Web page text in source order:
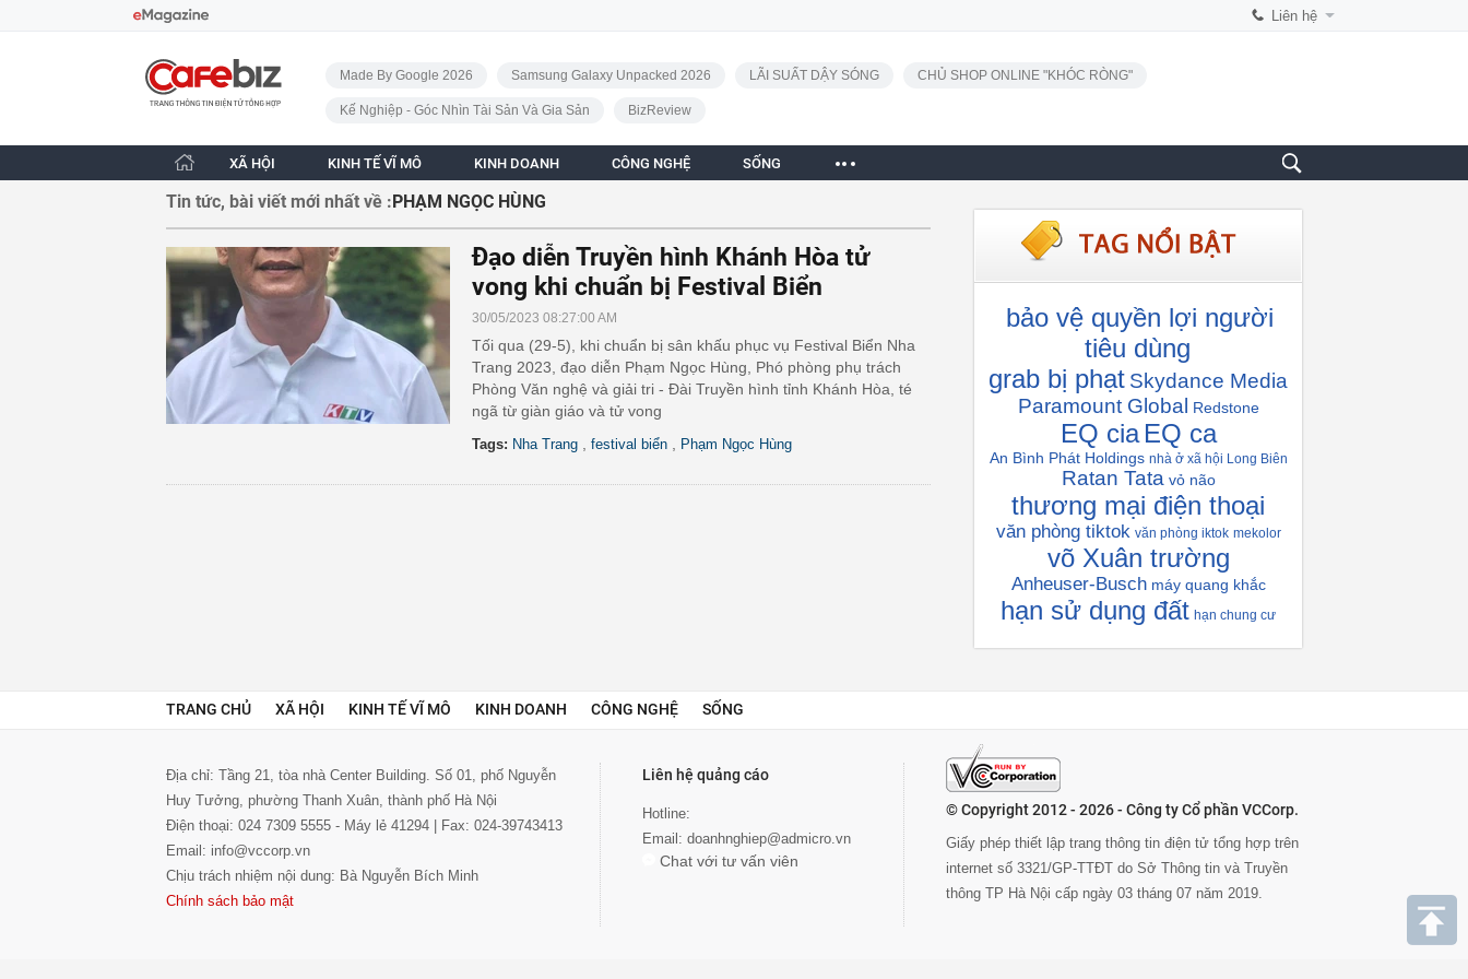
Liên hệ
CafeBiz - Trang chủ
Made By Google 2026
Samsung Galaxy Unpacked 2026 LÃI SUẤT DẬY SÓNG CHỦ SHOP ONLINE "KHÓC RÒNG"
Kế Nghiệp - Góc Nhìn Tài Sản Và Gia Sản BizReview
XÃ HỘI KINH TẾ VĨ MÔ KINH DOANH CÔNG NGHỆ SỐNG
Tin tức, bài viết mới nhất về :PHẠM NGỌC HÙNG
Đạo diễn Truyền hình Khánh Hòa tử
vong khi chuẩn bị Festival Biển
30/05/2023 08:27:00 AM
Tối qua (29-5), khi chuẩn bị sân khấu phục vụ Festival Biển Nha
Trang 2023, đạo diễn Phạm Ngọc Hùng, Phó phòng phụ trách
Phòng Văn nghệ và giải tri - Đài Truyền hình tỉnh Khánh Hòa, té
ngã từ giàn giáo và tử vong
Tags: Nha Trang festival biển Phạm Ngọc Hùng
bảo vệ quyền lợi người
tiêu dùng
grab bị phạt Skydance Media
Paramount Global
Redstone
EQ cia EQ ca
An Bình Phát Holdings nhà ở xã hội Long Biên
Ratan Tata vỏ não
thương mại điện thoại
văn phòng tiktok văn phòng iktok mekolor
võ Xuân trường
Anheuser-Busch máy quang khắc
hạn sử dụng đất hạn chung cư
TRANG CHỦ XÃ HỘI KINH TẾ VĨ MÔ KINH DOANH CÔNG NGHỆ SỐNG
Địa chỉ: Tầng 21, tòa nhà Center Building. Số 01, phố Nguyễn
Huy Tưởng, phường Thanh Xuân, thành phố Hà Nội
Điện thoại: 024 7309 5555 - Máy lẻ 41294 | Fax: 024-39743413
Email: info@vccorp.vn
Chịu trách nhiệm nội dung: Bà Nguyễn Bích Minh
Chính sách bảo mật
Liên hệ quảng cáo
Hotline:
Email: doanhnghiep@admicro.vn
Chat với tư vấn viên
© Copyright 2012 - 2026 - Công ty Cổ phần VCCorp.
Giấy phép thiết lập trang thông tin điện tử tổng hợp trên
internet số 3321/GP-TTĐT do Sở Thông tin và Truyền
thông TP Hà Nội cấp ngày 03 tháng 07 năm 2019.